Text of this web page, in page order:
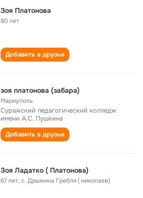
Зоя Платонова
80 лет
Добавить в друзья
зоя платонова (забара)
Мариуполь
Суражский педагогический колледж
имени А.С. Пушкина
Добавить в друзья
Зоя Ладатко ( Платонова)
67 лет,с. Дрыжина Гребля ( николаев)